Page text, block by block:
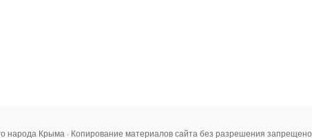
народа Крыма · Копирование материалов сайта без разрешения запрещено